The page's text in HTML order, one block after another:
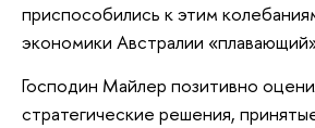
приспособились к этим
экономики Австралии
Господин Майлер позитивно
стратегические решения,